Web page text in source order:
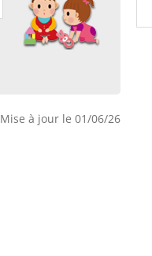
Mise à jour le 01/06/26